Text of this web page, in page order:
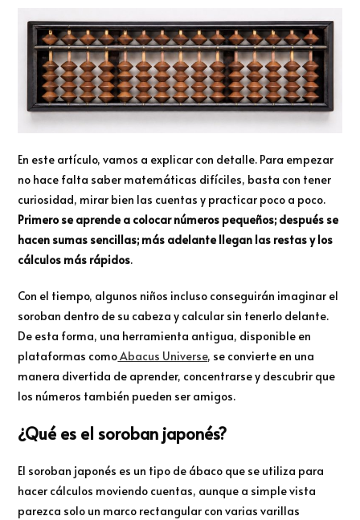
En este artículo, vamos a explicar con detalle. Para empezar
no hace falta saber matemáticas difíciles, basta con tener
curiosidad, mirar bien las cuentas y practicar poco a poco.
Primero se aprende a colocar números pequeños; después se
hacen sumas sencillas; más adelante llegan las restas y los
cálculos más rápidos.
Con el tiempo, algunos niños incluso conseguirán imaginar el
soroban dentro de su cabeza y calcular sin tenerlo delante.
De esta forma, una herramienta antigua, disponible en
plataformas comoAbacus Universe, se convierte en una
manera divertida de aprender, concentrarse y descubrir que
los números también pueden ser amigos.
¿Qué es el soroban japonés?
El soroban japonés es un tipo de ábaco que se utiliza para
hacer cálculos moviendo cuentas, aunque a simple vista
parezca solo un marco rectangular con varias varillas